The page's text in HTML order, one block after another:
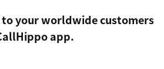
to your worldwide customers
app.